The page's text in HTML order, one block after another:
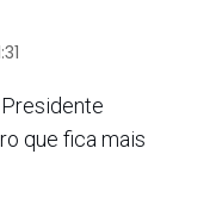
que fica mais